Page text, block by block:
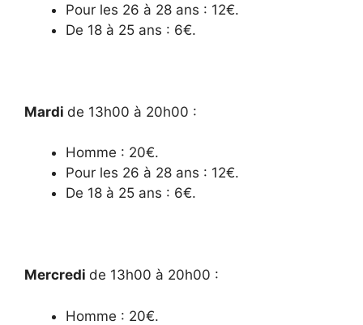
Pour les 26 à 28 ans : 12€.
De 18 à 25 ans : 6€.
Mardi de 13h00 à 20h00 :
Homme : 20€.
Pour les 26 à 28 ans : 12€.
De 18 à 25 ans : 6€.
Mercredi de 13h00 à 20h00 :
Homme : 20€.